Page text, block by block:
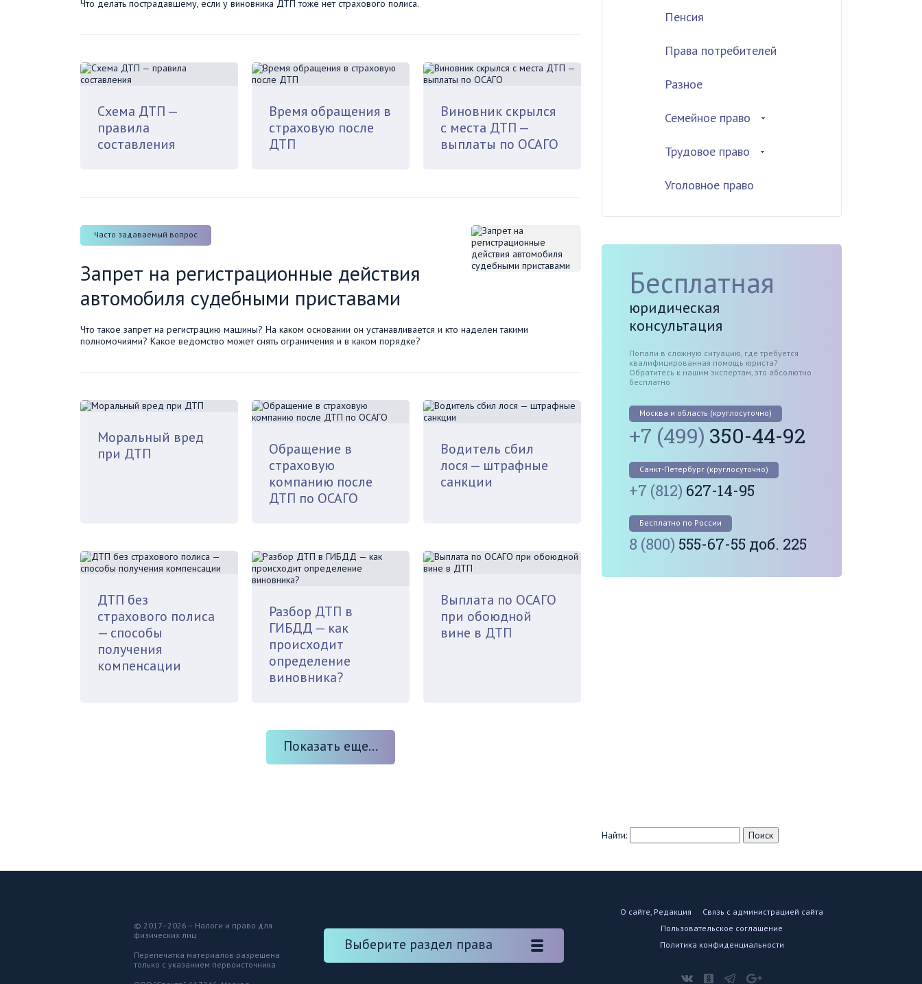
Что делать пострадавшему, если у виновника ДТП тоже нет страхового полиса.
Схема ДТП —
правила
составления
Время обращения в
страховую после
ДТП
Виновник скрылся
с места ДТП —
выплаты по ОСАГО
Часто задаваемый вопрос
Запрет на регистрационные действия
автомобиля судебными приставами
Что такое запрет на регистрацию машины? На каком основании он устанавливается и кто наделен такими
полномочиями? Какое ведомство может снять ограничения и в каком порядке?
Моральный вред
при ДТП
Обращение в
страховую
компанию после
ДТП по ОСАГО
Водитель сбил
лося — штрафные
санкции
ДТП без
страхового полиса
— способы
получения
компенсации
Разбор ДТП в
ГИБДД — как
происходит
определение
виновника?
Выплата по ОСАГО
при обоюдной
вине в ДТП
Показать еще...
Пенсия
Права потребителей
Разное
Семейное право
Трудовое право
Уголовное право
Бесплатная
юридическая
консультация
Попали в сложную ситуацию, где требуется
квалифицированная помощь юриста?
Обратитесь к нашим экспертам, это абсолютно
бесплатно
Москва и область (круглосуточно)
+7 (499) 350-44-92
Санкт-Петербург (круглосуточно)
+7 (812) 627-14-95
Бесплатно по России
8 (800) 555-67-55 доб. 225
Найти:
© 2017–2026 – Налоги и право для
физических лиц
Перепечатка материалов разрешена
только с указанием первоисточника
Выберите раздел права
О сайте, Редакция
Связь с администрацией сайта
Пользовательское соглашение
Политика конфиденциальности